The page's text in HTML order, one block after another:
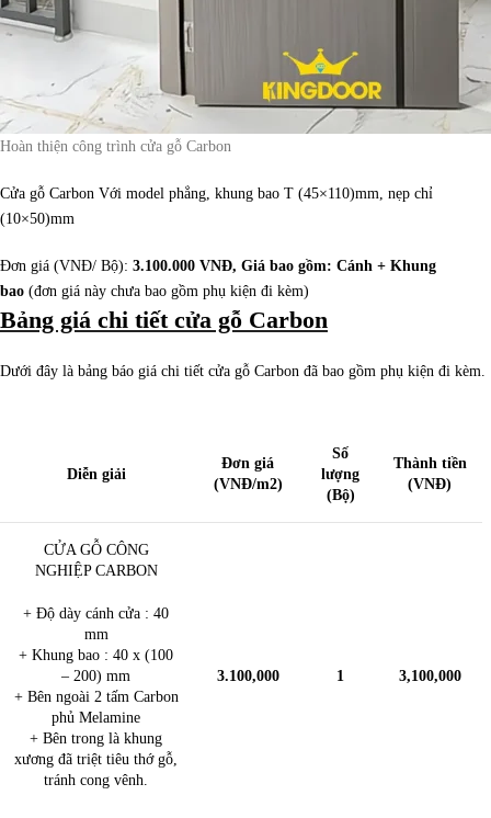
Hoàn thiện công trình cửa gỗ Carbon
Cửa gỗ Carbon Với model phẳng, khung bao T (45×110)mm, nẹp chỉ
(10×50)mm
Đơn giá (VNĐ/ Bộ): 3.100.000 VNĐ, Giá bao gồm: Cánh + Khung
bao (đơn giá này chưa bao gồm phụ kiện đi kèm)
Bảng giá chi tiết cửa gỗ Carbon
Dưới đây là bảng báo giá chi tiết cửa gỗ Carbon đã bao gồm phụ kiện đi kèm.
Diễn giải
Đơn giá
(VNĐ/m2)
Số
lượng
(Bộ)
Thành tiền
(VNĐ)
CỬA GỖ CÔNG
NGHIỆP CARBON
+ Độ dày cánh cửa : 40
mm
+ Khung bao : 40 x (100
– 200) mm
+ Bên ngoài 2 tấm Carbon
phủ Melamine
+ Bên trong là khung
xương đã triệt tiêu thớ gỗ,
tránh cong vênh.
3.100,000 1 3,100,000